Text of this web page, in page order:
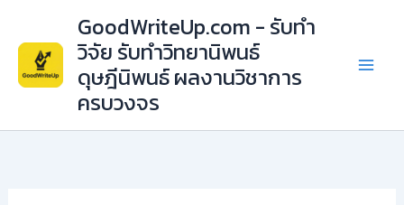
content
GoodWriteUp.com - รับทำ
วิจัย รับทำวิทยานิพนธ์
ดุษฎีนิพนธ์ ผลงานวิชาการ
ครบวงจร